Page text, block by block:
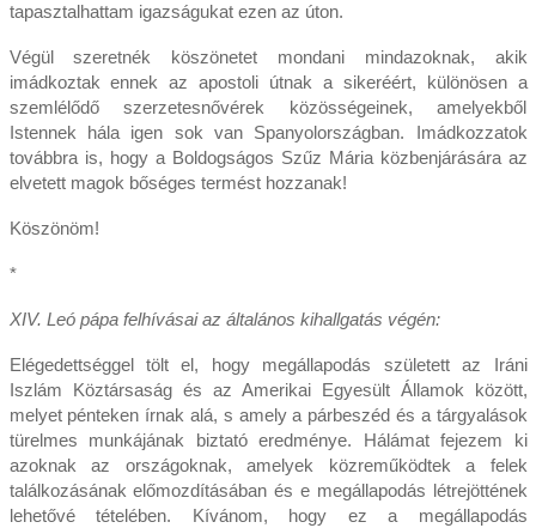
tapasztalhattam igazságukat ezen az úton.
Végül szeretnék köszönetet mondani mindazoknak, akik
imádkoztak ennek az apostoli útnak a sikeréért, különösen a
szemlélődő szerzetesnővérek közösségeinek, amelyekből
Istennek hála igen sok van Spanyolországban. Imádkozzatok
továbbra is, hogy a Boldogságos Szűz Mária közbenjárására az
elvetett magok bőséges termést hozzanak!
Köszönöm!
*
XIV. Leó pápa felhívásai az általános kihallgatás végén:
Elégedettséggel tölt el, hogy megállapodás született az Iráni
Iszlám Köztársaság és az Amerikai Egyesült Államok között,
melyet pénteken írnak alá, s amely a párbeszéd és a tárgyalások
türelmes munkájának biztató eredménye. Hálámat fejezem ki
azoknak az országoknak, amelyek közreműködtek a felek
találkozásának előmozdításában és e megállapodás létrejöttének
lehetővé tételében. Kívánom, hogy ez a megállapodás